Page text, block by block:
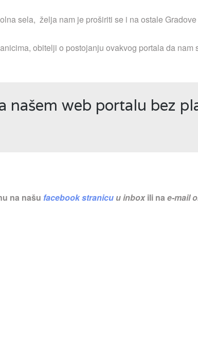
sela, želja nam je proširiti se i na ostale
obitelji o postojanju ovakvog portala da nam
našem web portalu bez
na našu facebook stranicu u inboxili nae-mail